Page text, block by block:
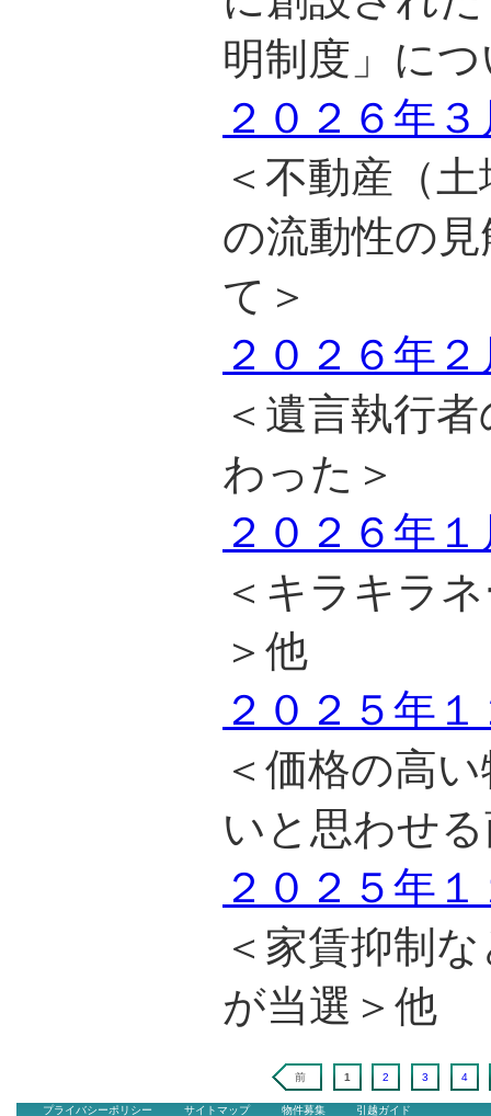
明制度」に
２０２６年
＜不動産（
の流動性の
て＞
２０２６年
＜遺言執行
わった＞
２０２６年
＜キラキラ
＞他
２０２５年
＜価格の高
いと思わせ
２０２５年
＜家賃抑制
が当選＞他
前 1 2 3 4
プライバシーポリシー サイトマップ 物件募集 引越ガイド